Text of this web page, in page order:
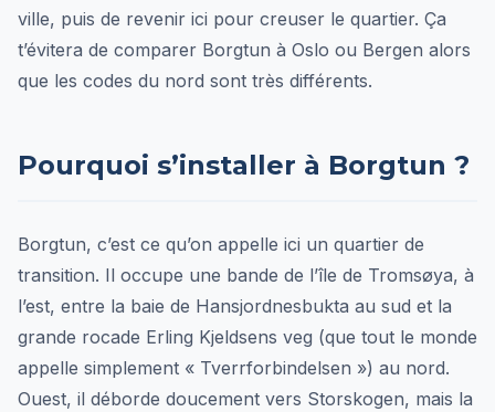
ville, puis de revenir ici pour creuser le quartier. Ça
t’évitera de comparer Borgtun à Oslo ou Bergen alors
que les codes du nord sont très différents.
Pourquoi s’installer à Borgtun ?
Borgtun, c’est ce qu’on appelle ici un quartier de
transition. Il occupe une bande de l’île de Tromsøya, à
l’est, entre la baie de Hansjordnesbukta au sud et la
grande rocade Erling Kjeldsens veg (que tout le monde
appelle simplement « Tverrforbindelsen ») au nord.
Ouest, il déborde doucement vers Storskogen, mais la